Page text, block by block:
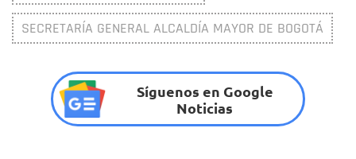
SECRETARÍA GENERAL ALCALDÍA MAYOR DE BOGOTÁ
Síguenos en Google
Noticias